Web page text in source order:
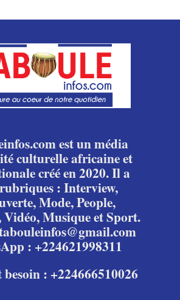
est un média
culturelle africaine et
créé en 2020. Il a
: Interview,
Mode, People,
Vidéo, Musique et Sport.
: +224621998311
: +224666510026